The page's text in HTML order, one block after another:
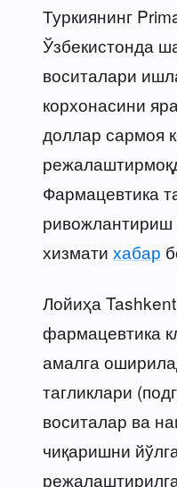
Туркиянинг
Ўзбекистонда
воситалари
корхонасини
доллар сармоя
Фармацевтика
ривожлантириш
хизмати хабар
Лойиҳа
фармацевтика
амалга
тагликлари
воситалар ва
чиқаришни